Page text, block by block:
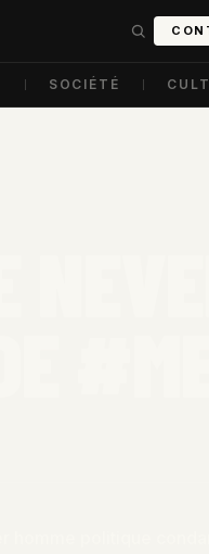
SOCIÉTÉ